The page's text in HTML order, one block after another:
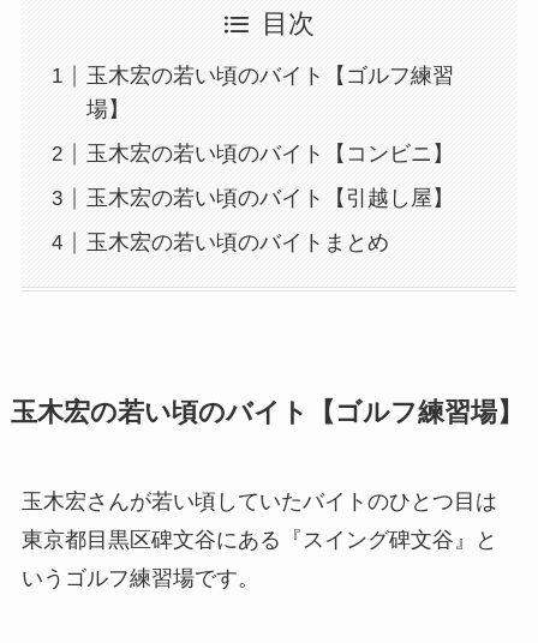
目次
玉木宏の若い頃のバイト【ゴルフ練習
場】
玉木宏の若い頃のバイト【コンビニ】
玉木宏の若い頃のバイト【引越し屋】
玉木宏の若い頃のバイトまとめ
玉木宏の若い頃のバイト【ゴルフ練習場】
玉木宏さんが若い頃していたバイトのひとつ目は
東京都目黒区碑文谷にある『スイング碑文谷』と
いうゴルフ練習場です。